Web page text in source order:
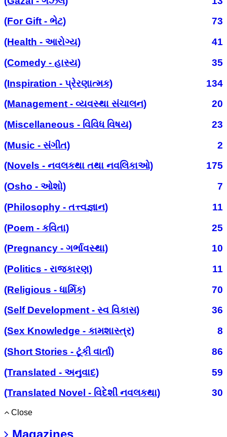
(For Gift - ભેટ)
73
(Health - આરોગ્ય)
41
(Comedy - હાસ્ય)
35
(Inspiration - પ્રેરણાત્મક)
134
(Management - વ્યવસ્થા સંચાલન)
20
(Miscellaneous - વિવિધ વિષય)
23
(Music - સંગીત)
2
(Novels - નવલકથા તથા નવલિકાઓ)
175
(Osho - ઓશો)
7
(Philosophy - તત્ત્વજ્ઞાન)
11
(Poem - કવિતા)
25
(Pregnancy - ગર્ભાવસ્થા)
10
(Politics - રાજકારણ)
11
(Religious - ધાર્મિક)
70
(Self Development - સ્વ વિકાસ)
36
(Sex Knowledge - કામશાસ્ત્ર)
8
(Short Stories - ટૂંકી વાર્તા)
86
(Translated - અનુવાદ)
59
(Translated Novel - વિદેશી નવલકથા)
30
Close
Magazines